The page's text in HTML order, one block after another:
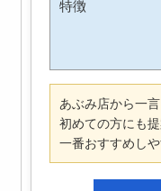
特徴
あぶみ店から一言
初めての方にも
一番おすすめし